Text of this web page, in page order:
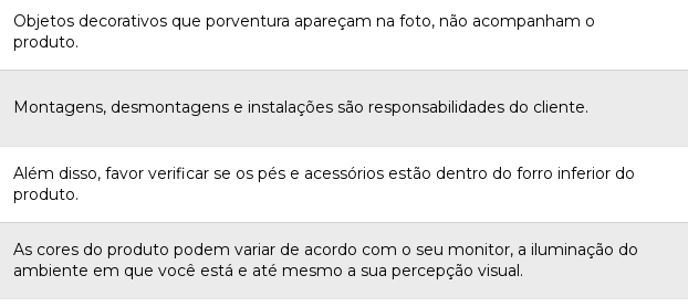
Objetos decorativos que porventura apareçam na foto, não acompanham o
produto.
Montagens, desmontagens e instalações são responsabilidades do cliente.
Além disso, favor verificar se os pés e acessórios estão dentro do forro inferior do
produto.
As cores do produto podem variar de acordo com o seu monitor, a iluminação do
ambiente em que você está e até mesmo a sua percepção visual.